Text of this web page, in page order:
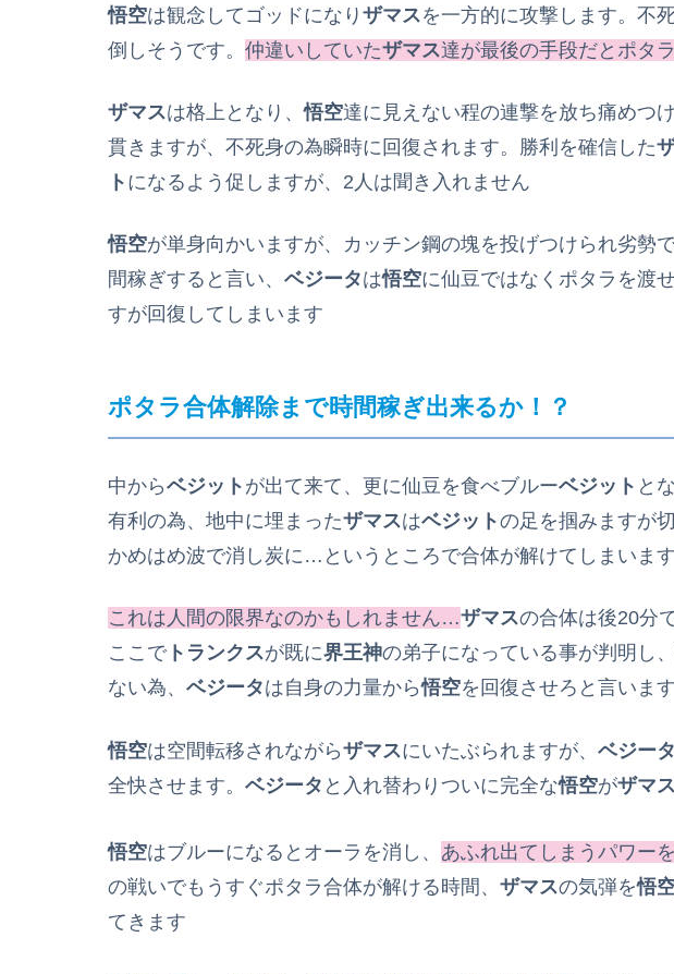
悟空は観念してゴッドになり ザマスを一方的に攻撃します。不
倒しそうです。 仲違いしていたザマス達が最後の手段だとポタ
ザマスは格上となり、悟空達に見えない程の連撃を放ち痛めつ
貫きますが、不死身の為瞬時に回復されます。勝利を確信した
ト になるよう促しますが、2人は聞き入れません
悟空が単身向かいますが、カッチン鋼の塊を投げつけられ劣勢で
間稼ぎすると言い、 ベジータは悟空に仙豆ではなくポタラを渡
すが回復してしまいます
ポタラ合体解除まで時間稼ぎ出来るか！？
中からベジット が出て来て、更に仙豆を食べブルーベジット と
有利の為、地中に埋まったザマスはベジットの足を掴みますが
かめはめ波で消し炭に…というところで合体が解けてしまいます
これは人間の限界なのかもしれません…ザマスの合体は後20分
ここでトランクスが既に界王神の弟子になっている事が判明し
ない為、 ベジータは自身の力量から悟空を回復させろと言います
悟空は空間転移されながらザマスにいたぶられますが、 ベジータ
全快させます。 ベジータ と入れ替わりついに完全な悟空がザマス
悟空はブルーになるとオーラを消し、 あふれ出てしまうパワー
の戦いでもうすぐポタラ合体が解ける時間、 ザマスの気弾を悟
てきます